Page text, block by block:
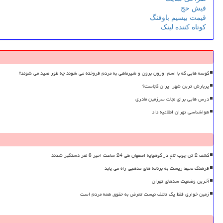
فیش حج
قیمت بیسیم باوفنگ
کوتاه کننده لینک
کوسه هایی که با اسم اوزون برون و شیرماهی به مردم فروخته می شوند چه طور صید می شوند؟
پربارش ترین شهر ایران کجاست؟
درس هایی برای نجات سرزمین مادری
هواشناسی تهران اطلاعیه داد
کشف 2 تن چوب تاغ در کوهپایه اصفهان طی 24 ساعت اخیر 8 نفر دستگیر شدند
فرهنگ محیط زیست به برنامه های مذهبی راه می یابد
آخرین وضعیت سدهای تهران
زمین خواری فقط یک تخلف نیست تعرض به حقوق همه مردم است